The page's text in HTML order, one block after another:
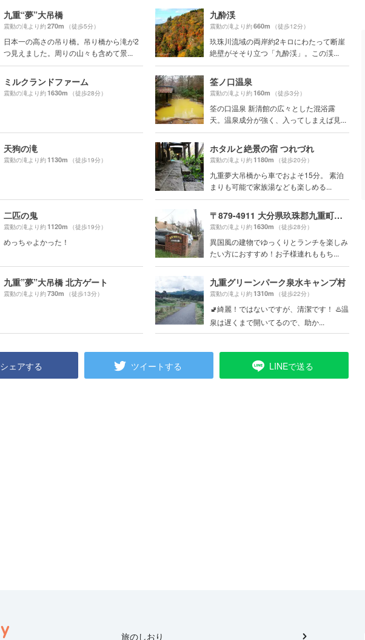
九重“夢”大吊橋
震動の滝より約270m （徒歩5分）
日本一の高さの吊り橋。吊り橋から滝が2
つ見えました。周りの山々も含めて景...
九酔渓
震動の滝より約660m （徒歩12分）
玖珠川流域の両岸約2キロにわたって断崖
絶壁がそそり立つ「九酔渓」。この渓...
ミルクランドファーム
震動の滝より約1630m （徒歩28分）
筌ノ口温泉
震動の滝より約160m （徒歩3分）
筌の口温泉 新清館の広々とした混浴露
天。温泉成分が強く、入ってしまえば見...
天狗の滝
震動の滝より約1130m （徒歩19分）
ホタルと絶景の宿 つれづれ
震動の滝より約1180m （徒歩20分）
九重夢大吊橋から車でおよそ15分。 素泊
まりも可能で家族湯なども楽しめる...
二匹の鬼
震動の滝より約1120m （徒歩19分）
めっちゃよかった！
〒879-4911 大分県玖珠郡九重町田野１６６６−１
震動の滝より約1630m （徒歩28分）
異国風の建物でゆっくりとランチを楽しみ
たい方におすすめ！お子様連れももち...
九重”夢”大吊橋 北方ゲート
震動の滝より約730m （徒歩13分）
九重グリーンパーク泉水キャンプ村
震動の滝より約1310m （徒歩22分）
🚽綺麗！ではないですが、清潔です！ ♨️温
泉は遅くまで開いてるので、助か...
シェアする ツイートする LINEで送る
旅のしおり